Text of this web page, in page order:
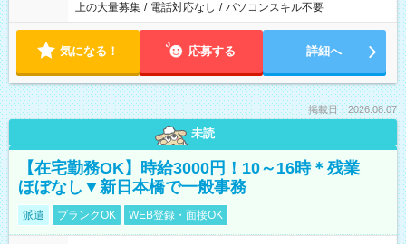
上の大量募集 / 電話対応なし / パソコンスキル不要
気になる！ 応募する 詳細へ
掲載日：2026.08.07
未読
【在宅勤務OK】時給3000円！10～16時＊残業
ほぼなし▼新日本橋で一般事務
派遣 ブランクOK WEB登録・面接OK